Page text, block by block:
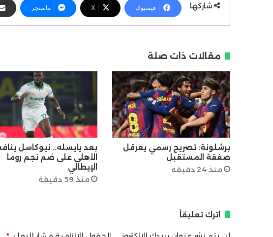
شاركها فيسبوك X ماسنجر
مقالات ذات صلة
برشلونة: تصريح رسمي يعرقل
صفقة المستقبل
منذ 24 دقيقة
بعد يايسله.. نيوكاسل
الأهلي على ضم نجم روما
الإيطالي
منذ 59 دقيقة
اترك تعليقاً